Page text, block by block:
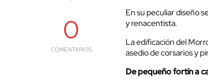
0
COMENTARIOS
En su peculiar diseño
y renacentista.
La edificación del
asedio de corsarios y
De pequeño fortín a